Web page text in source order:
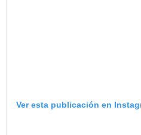
Ver esta publicación en